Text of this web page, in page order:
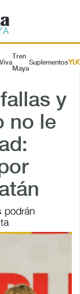
Tren
Maya
Suplementos
y
no le
podrán